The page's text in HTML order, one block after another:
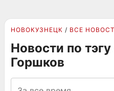
НОВОКУЗНЕЦК ВСЕ
Новости по
Горшков